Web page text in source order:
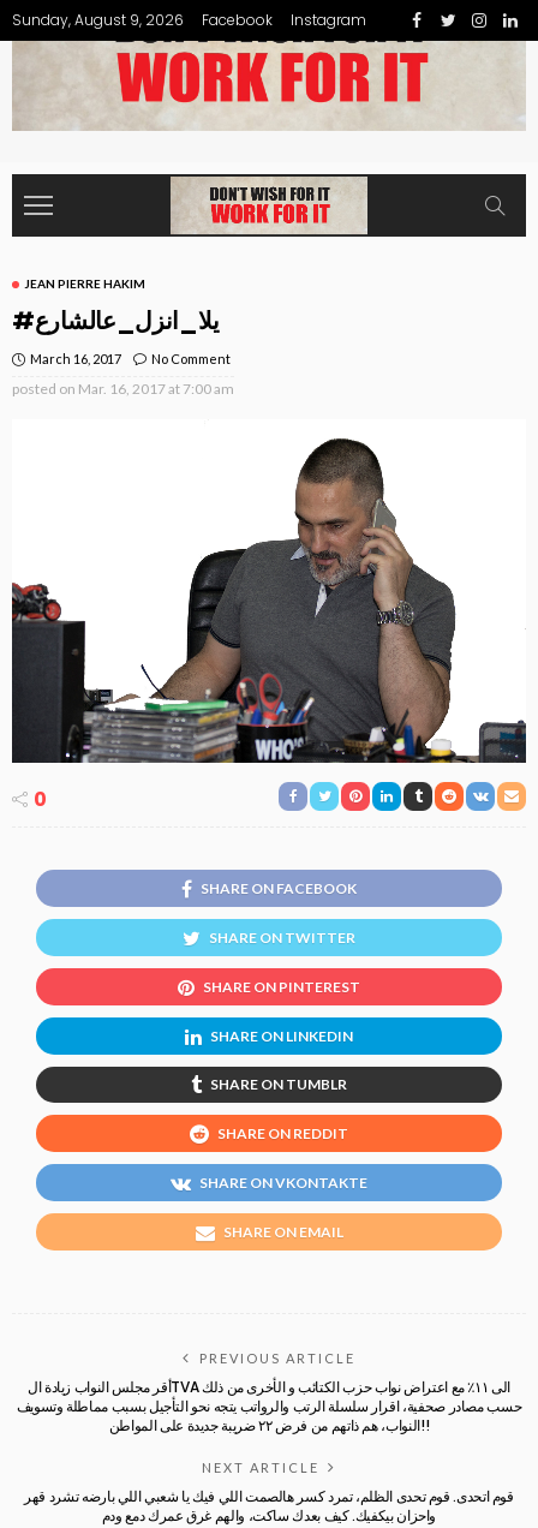
Sunday, August 9, 2026 Facebook Instagram
JEAN PIERRE HAKIM
#يلا_انزل_عالشارع
March 16, 2017 No Comment
posted on Mar. 16, 2017 at 7:00 am
0
SHARE ON FACEBOOK
SHARE ON TWITTER
SHARE ON PINTEREST
SHARE ON LINKEDIN
SHARE ON TUMBLR
SHARE ON REDDIT
SHARE ON VKONTAKTE
SHARE ON EMAIL
PREVIOUS ARTICLE
أقر مجلس النواب زيادة الTVA الى ١١٪‏ مع اعتراض نواب حزب الكتائب و الأخرى من ذلك
حسب مصادر صحفية، اقرار سلسلة الرتب والرواتب يتجه نحو التأجيل بسبب مماطلة وتسويف
النواب، هم ذاتهم من فرض ٢٢ ضريبة جديدة على المواطن!!
NEXT ARTICLE
قوم اتحدى. قوم تحدى الظلم، تمرد كسر هالصمت اللي فيك يا شعبي اللي بارضه تشرد قهر
واحزان بيكفيك. كيف بعدك ساكت، والهم غرق عمرك دمع ودم